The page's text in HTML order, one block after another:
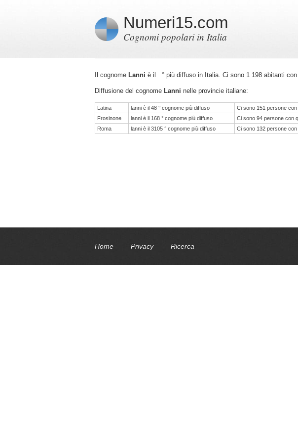
Numeri15.com
Cognomi popolari in Italia
Il cognome Lanni è il ° più diffuso in Italia. Ci sono 1 198 abitanti con
Diffusione del cognome Lanni nelle provincie italiane:
Latina lanni è il 48 ° cognome più diffuso
Ci sono 151 persone
Frosinone
lanni è il 168 ° cognome più diffuso
Ci sono 94 persone con
Roma
lanni è il 3105 ° cognome più diffuso Ci sono 132 persone
Home Privacy Ricerca